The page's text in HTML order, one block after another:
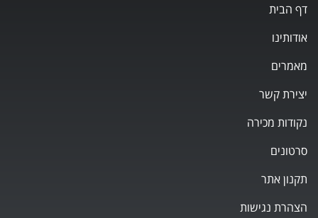
דף הבית
אודותינו
מאמרים
יצירת קשר
נקודות מכירה
סרטונים
תקנון אתר
הצהרת נגישות